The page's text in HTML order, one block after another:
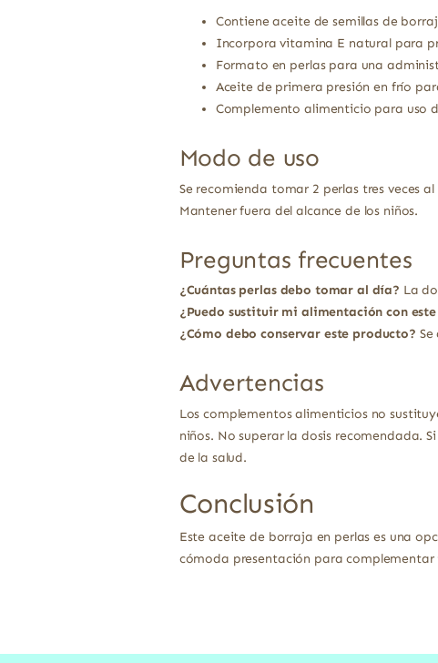
Contiene aceite de semillas de
Incorpora vitamina E natural para
Formato en perlas para una
Aceite de primera presión en frío
Complemento alimenticio para uso
Modo de uso
Se recomienda tomar 2 perlas tres veces
Mantener fuera del alcance de los niños.
Preguntas frecuentes
¿Cuántas perlas debo tomar al día? La
¿Puedo sustituir mi alimentación con
¿Cómo debo conservar este producto?
Advertencias
Los complementos alimenticios no
niños. No superar la dosis recomendada.
de la salud.
Conclusión
Este aceite de borraja en perlas es una
cómoda presentación para